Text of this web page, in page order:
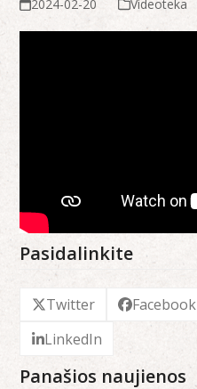
2024-02-20 Videoteka
Pasidalinkite
Twitter Facebook
LinkedIn
Panašios naujienos